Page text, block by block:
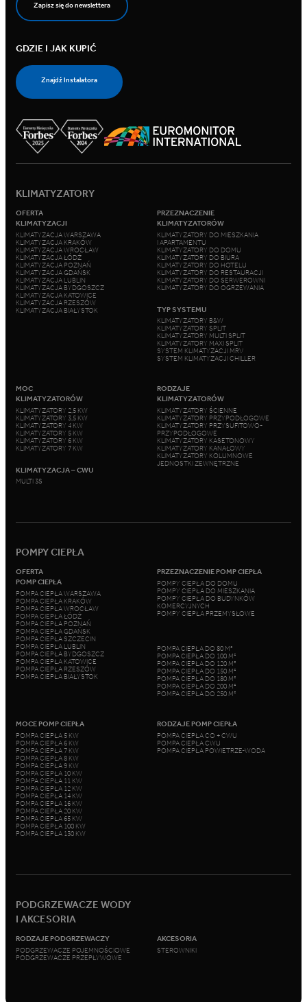
Zapisz się do newslettera
GDZIE I JAK KUPIĆ
Znajdź Instalatora
KLIMATYZATORY
OFERTA
KLIMATYZACJI
KLIMATYZACJA WARSZAWA
KLIMATYZACJA KRAKÓW
KLIMATYZACJA WROCŁAW
KLIMATYZACJA ŁÓDŹ
KLIMATYZACJA POZNAŃ
KLIMATYZACJA GDAŃSK
KLIMATYZACJA LUBLIN
KLIMATYZACJA BYDGOSZCZ
KLIMATYZACJA KATOWICE
KLIMATYZACJA RZESZÓW
KLIMATYZACJA BIAŁYSTOK
PRZEZNACZENIE
KLIMATYZATORÓW
KLIMATYZATORY DO MIESZKANIA
I APARTAMENTU
KLIMATYZATORY DO DOMU
KLIMATYZATORY DO BIURA
KLIMATYZATORY DO HOTELU
KLIMATYZATORY DO RESTAURACJI
KLIMATYZATORY DO SERWEROWNI
KLIMATYZATORY DO OGRZEWANIA
TYP SYSTEMU
KLIMATYZATORY B&W
KLIMATYZATORY SPLIT
KLIMATYZATORY MULTI SPLIT
KLIMATYZATORY MAXI SPLIT
SYSTEM KLIMATYZACJI MRV
SYSTEM KLIMATYZACJI CHILLER
MOC
KLIMATYZATORÓW
KLIMATYZATORY 2,5 KW
KLIMATYZATORY 3,5 KW
KLIMATYZATORY 4 KW
KLIMATYZATORY 5 KW
KLIMATYZATORY 6 KW
KLIMATYZATORY 7 KW
KLIMATYZACJA – CWU
MULTI 3S
RODZAJE
KLIMATYZATORÓW
KLIMATYZATORY ŚCIENNE
KLIMATYZATORY PRZYPODŁOGOWE
KLIMATYZATORY PRZYSUFITOWO-
PRZYPODŁOGOWE
KLIMATYZATORY KASETONOWY
KLIMATYZATORY KANAŁOWY
KLIMATYZATORY KOLUMNOWE
JEDNOSTKI ZEWNĘTRZNE
POMPY CIEPŁA
OFERTA
POMP CIEPŁA
POMPA CIEPŁA WARSZAWA
POMPA CIEPŁA KRAKÓW
POMPA CIEPŁA WROCŁAW
POMPA CIEPŁA ŁÓDŹ
POMPA CIEPŁA POZNAŃ
POMPA CIEPŁA GDAŃSK
POMPA CIEPŁA SZCZECIN
POMPA CIEPŁA LUBLIN
POMPA CIEPŁA BYDGOSZCZ
POMPA CIEPŁA KATOWICE
POMPA CIEPŁA RZESZÓW
POMPA CIEPŁA BIAŁYSTOK
PRZEZNACZENIE POMP CIEPŁA
POMPY CIEPŁA DO DOMU
POMPY CIEPŁA DO MIESZKANIA
POMPY CIEPŁA DO BUDYNKÓW
KOMERCYJNYCH
POMPY CIEPŁA PRZEMYSŁOWE
POMPA CIEPŁA DO 80 M²
POMPA CIEPŁA DO 100 M²
POMPA CIEPŁA DO 120 M²
POMPA CIEPŁA DO 150 M²
POMPA CIEPŁA DO 180 M²
POMPA CIEPŁA DO 200 M²
POMPA CIEPŁA DO 250 M²
MOCE POMP CIEPŁA
POMPA CIEPŁA 5 KW
POMPA CIEPŁA 6 KW
POMPA CIEPŁA 7 KW
POMPA CIEPŁA 8 KW
POMPA CIEPŁA 9 KW
POMPA CIEPŁA 10 KW
POMPA CIEPŁA 11 KW
POMPA CIEPŁA 12 KW
POMPA CIEPŁA 14 KW
POMPA CIEPŁA 16 KW
POMPA CIEPŁA 20 KW
POMPA CIEPŁA 65 KW
POMPA CIEPŁA 100 KW
POMPA CIEPŁA 130 KW
RODZAJE POMP CIEPŁA
POMPA CIEPŁA CO + CWU
POMPA CIEPŁA CWU
POMPA CIEPŁA POWIETRZE-WODA
PODGRZEWACZE WODY
I AKCESORIA
RODZAJE PODGRZEWACZY
PODGRZEWACZE POJEMNOŚCIOWE
PODGRZEWACZE PRZEPŁYWOWE
AKCESORIA
STEROWNIKI